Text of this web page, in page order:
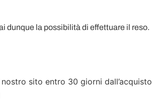
dunque la possibilità di effettuare il reso.
sito entro 30 giorni dall’acquisto